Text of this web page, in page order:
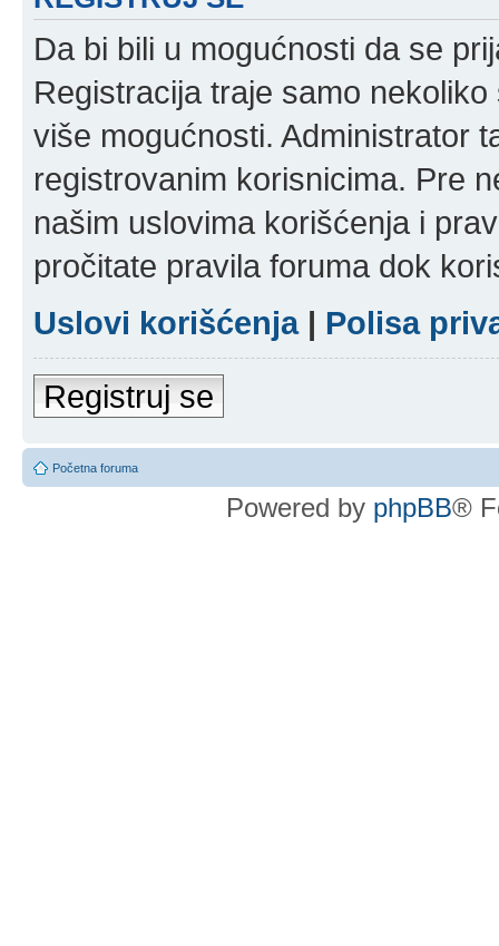
Da bi bili u mogućnosti da se
Registracija traje samo
više mogućnosti. Administrator
registrovanim korisnicima. Pre
našim uslovima korišćenja i
pročitate pravila foruma dok
Uslovi korišćenja| Polisa
Registruj se
Početna foruma
Powered by phpBB®